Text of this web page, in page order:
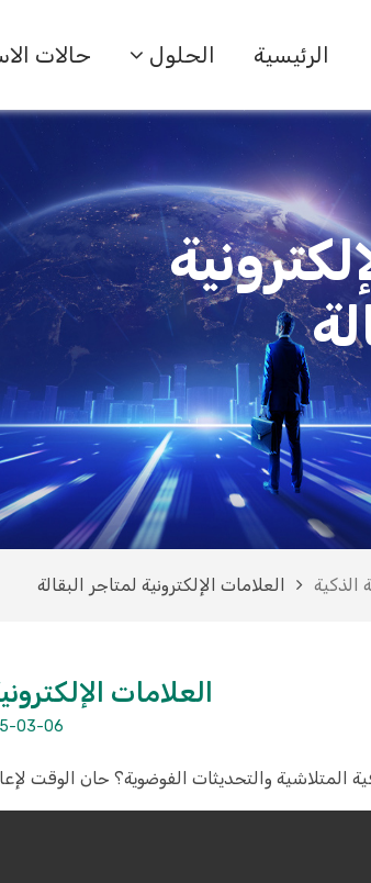
الرئيسية الحلول حالات
الذكية العلامات الإلكترونية لمتاجر البقالة
العلامات
03-06
والتحديثات الفوضوية؟ حان الوقت